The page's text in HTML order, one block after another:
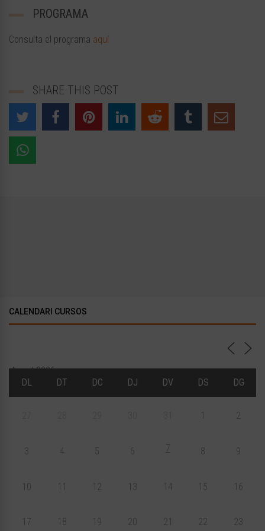
PROGRAMA
Consulta el programa aquí
SHARE THIS POST
CALENDARI CURSOS
Agost 2026
DL
DT DC DJ DV DS DG
1 2
3 4 5 6 7 8 9
10 11 12 13 14 15 16
17 18 19 20 21 22 23